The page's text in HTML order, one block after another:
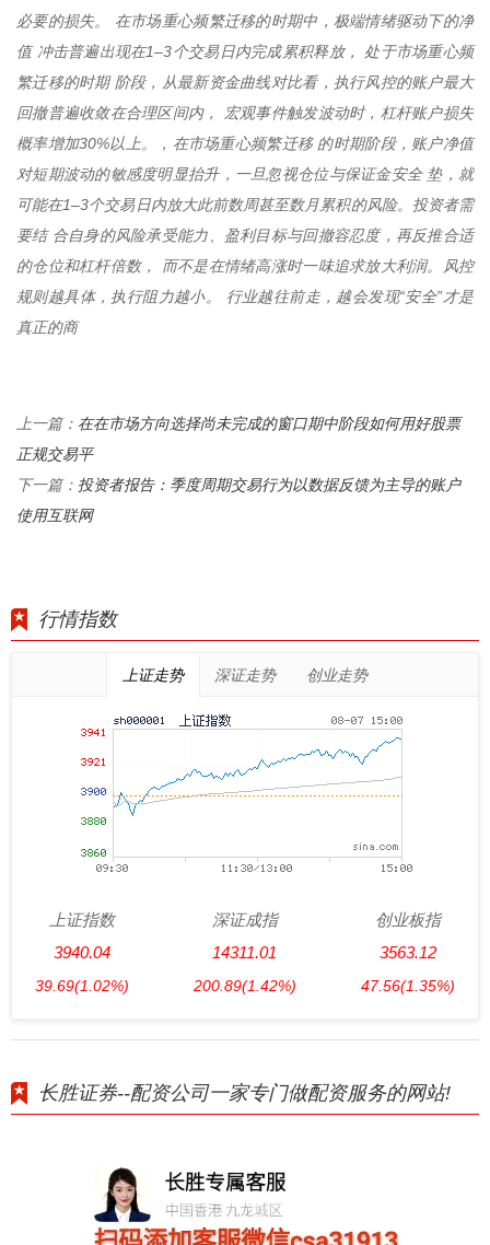
必要的损失。 在市场重心频繁迁移的时期中，极端情绪驱动下的净
值 冲击普遍出现在1–3个交易日内完成累积释放， 处于市场重心频
繁迁移的时期 阶段，从最新资金曲线对比看，执行风控的账户最大
回撤普遍收敛在合理区间内， 宏观事件触发波动时，杠杆账户损失
概率增加30%以上。，在市场重心频繁迁移 的时期阶段，账户净值
对短期波动的敏感度明显抬升，一旦忽视仓位与保证金安全 垫，就
可能在1–3个交易日内放大此前数周甚至数月累积的风险。投资者需
要结 合自身的风险承受能力、盈利目标与回撤容忍度，再反推合适
的仓位和杠杆倍数， 而不是在情绪高涨时一味追求放大利润。风控
规则越具体，执行阻力越小。 行业越往前走，越会发现“安全”才是
真正的商
上一篇： 在在市场方向选择尚未完成的窗口期中阶段如何用好股票
正规交易平
下一篇： 投资者报告：季度周期交易行为以数据反馈为主导的账户
使用互联网
行情指数
上证走势 深证走势 创业走势
上证指数
3940.04
39.69(1.02%)
深证成指
14311.01
200.89(1.42%)
创业板指
3563.12
47.56(1.35%)
长胜证券--配资公司一家专门做配资服务的网站!